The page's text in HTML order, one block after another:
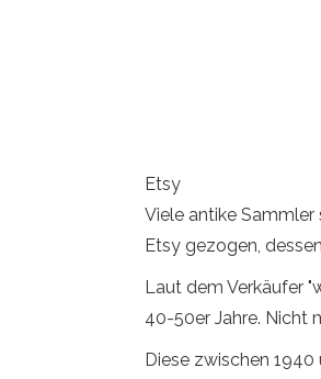
Etsy
Viele antike
Etsy gezogen,
Laut dem Verkäufer
40-50er Jahre. Nicht
Diese zwischen